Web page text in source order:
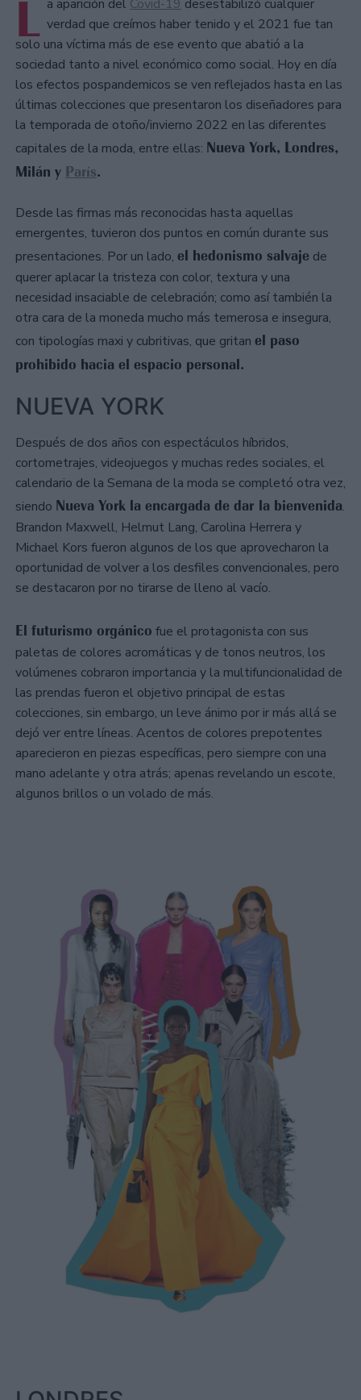
L a aparición del Covid-19 desestabilizó cualquier
verdad que creímos haber tenido y el 2021 fue tan
solo una víctima más de ese evento que abatió a la
sociedad tanto a nivel económico como social. Hoy en día
los efectos pospandemicos se ven reflejados hasta en las
últimas colecciones que presentaron los diseñadores para
la temporada de otoño/invierno 2022 en las diferentes
capitales de la moda, entre ellas: Nueva York, Londres,
Milán y París.
Desde las firmas más reconocidas hasta aquellas
emergentes, tuvieron dos puntos en común durante sus
presentaciones. Por un lado, el hedonismo salvaje de
querer aplacar la tristeza con color, textura y una
necesidad insaciable de celebración; como así también la
otra cara de la moneda mucho más temerosa e insegura,
con tipologías maxi y cubritivas, que gritan el paso
prohibido hacia el espacio personal.
NUEVA YORK
Después de dos años con espectáculos híbridos,
cortometrajes, videojuegos y muchas redes sociales, el
calendario de la Semana de la moda se completó otra vez,
siendo Nueva York la encargada de dar la bienvenida.
Brandon Maxwell, Helmut Lang, Carolina Herrera y
Michael Kors fueron algunos de los que aprovecharon la
oportunidad de volver a los desfiles convencionales, pero
se destacaron por no tirarse de lleno al vacío.
El futurismo orgánico fue el protagonista con sus
paletas de colores acromáticas y de tonos neutros, los
volúmenes cobraron importancia y la multifuncionalidad de
las prendas fueron el objetivo principal de estas
colecciones, sin embargo, un leve ánimo por ir más allá se
dejó ver entre líneas. Acentos de colores prepotentes
aparecieron en piezas específicas, pero siempre con una
mano adelante y otra atrás; apenas revelando un escote,
algunos brillos o un volado de más.